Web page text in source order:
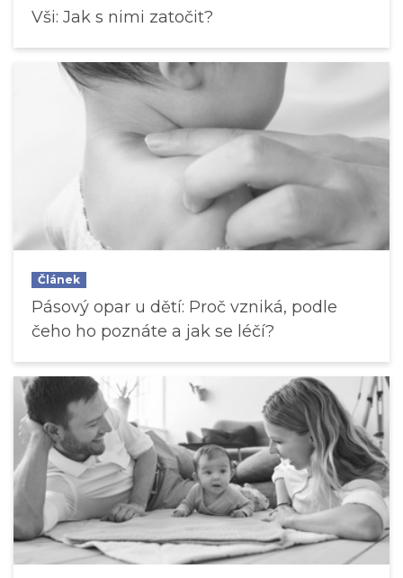
Vši: Jak s nimi zatočit?
Článek
Pásový opar u dětí: Proč vzniká, podle
čeho ho poznáte a jak se léčí?